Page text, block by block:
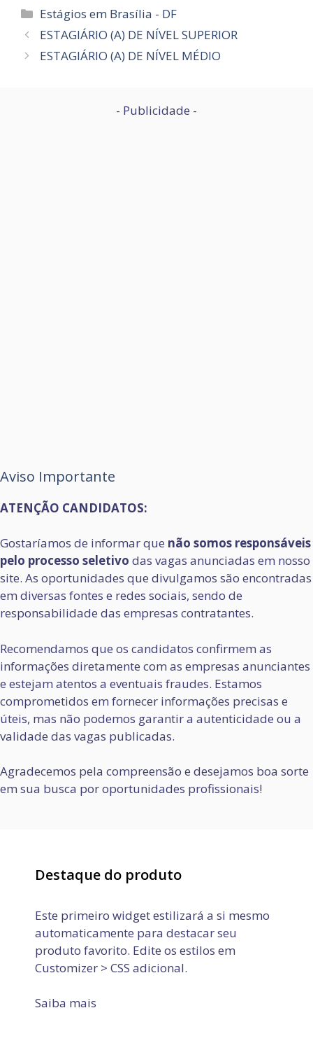
Categorias
Estágios em Brasília - DF
ESTAGIÁRIO (A) DE NÍVEL SUPERIOR
ESTAGIÁRIO (A) DE NÍVEL MÉDIO
- Publicidade -
Aviso Importante
ATENÇÃO CANDIDATOS:
Gostaríamos de informar que não somos responsáveis
pelo processo seletivo das vagas anunciadas em nosso
site. As oportunidades que divulgamos são encontradas
em diversas fontes e redes sociais, sendo de
responsabilidade das empresas contratantes.
Recomendamos que os candidatos confirmem as
informações diretamente com as empresas anunciantes
e estejam atentos a eventuais fraudes. Estamos
comprometidos em fornecer informações precisas e
úteis, mas não podemos garantir a autenticidade ou a
validade das vagas publicadas.
Agradecemos pela compreensão e desejamos boa sorte
em sua busca por oportunidades profissionais!
Destaque do produto
Este primeiro widget estilizará a si mesmo
automaticamente para destacar seu
produto favorito. Edite os estilos em
Customizer > CSS adicional.
Saiba mais